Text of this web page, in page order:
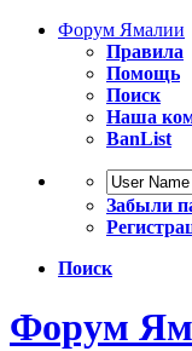
Форум Ямалии
Правила
Помощь
Поиск
Наша
BanList
Забыли
Поиск
Форум